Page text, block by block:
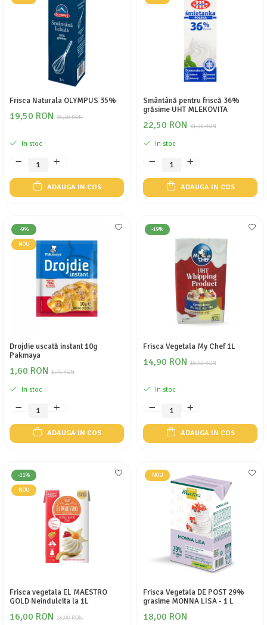
Frisca Naturala OLYMPUS 35%
36,20 RON
19,50 RON
In stoc
ADAUGA IN COS
Smântână pentru friscă 36%
grăsime UHT MLEKOVITA
31,90 RON
22,50 RON
In stoc
ADAUGA IN COS
-9%
NOU
Drojdie uscată instant 10g
Pakmaya
1,75 RON
1,60 RON
In stoc
ADAUGA IN COS
-19%
Frisca Vegetala My Chef 1L
18,50 RON
14,90 RON
In stoc
ADAUGA IN COS
-11%
NOU
Frisca vegetala EL MAESTRO
GOLD Neindulcita la 1L
18,00 RON
16,00 RON
NOU
Frisca Vegetala DE POST 29%
grasime MONNA LISA - 1 L
18,00 RON